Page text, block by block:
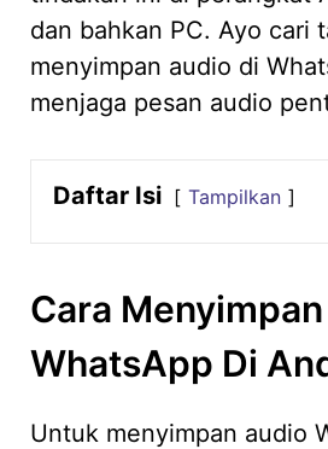
dan bahkan PC. Ayo cari
menyimpan audio di
menjaga pesan audio
Daftar Isi Tampilkan
Cara
WhatsApp Di
Untuk menyimpan audio